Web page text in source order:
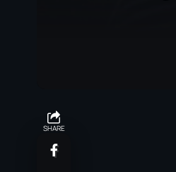
SHARE